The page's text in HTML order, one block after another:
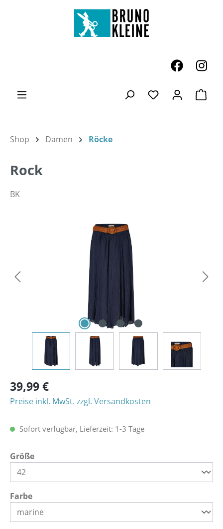
Zum Hauptinhalt springen
Du hast 0
Shop Damen Röcke
Rock
BK
Bildergalerie überspringen
39,99 €
Preise inkl. MwSt. zzgl. Versandkosten
Sofort verfügbar, Lieferzeit: 1-3 Tage
Größeauswählen
Farbeauswählen